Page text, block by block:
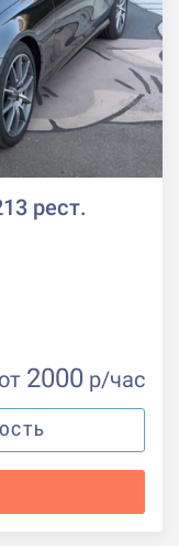
рест.
от 2000 р/час